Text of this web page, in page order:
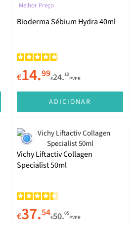
Melhor Preço
Bioderma Sébium Hydra 40ml
€14.99€24.19
PVPR
ADICIONAR
Vichy Liftactiv Collagen
Specialist 50ml
€37.54€50.05
PVPR